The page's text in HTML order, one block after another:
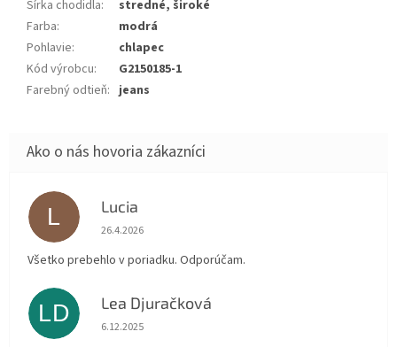
Šírka chodidla:
stredné, široké
Farba:
modrá
Pohlavie:
chlapec
Kód výrobcu:
G2150185-1
Farebný odtieň: jeans
L Lucia
Hodnotenie obchodu je 5 z 5 hviezdičiek.
26.4.2026
Všetko prebehlo v poriadku. Odporúčam.
LD Lea Djuračková
Hodnotenie obchodu je 5 z 5 hviezdičiek.
6.12.2025